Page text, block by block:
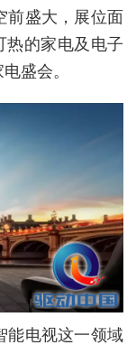
前盛大，展位面
热的家电及电子
盛会。
能电视这一领域